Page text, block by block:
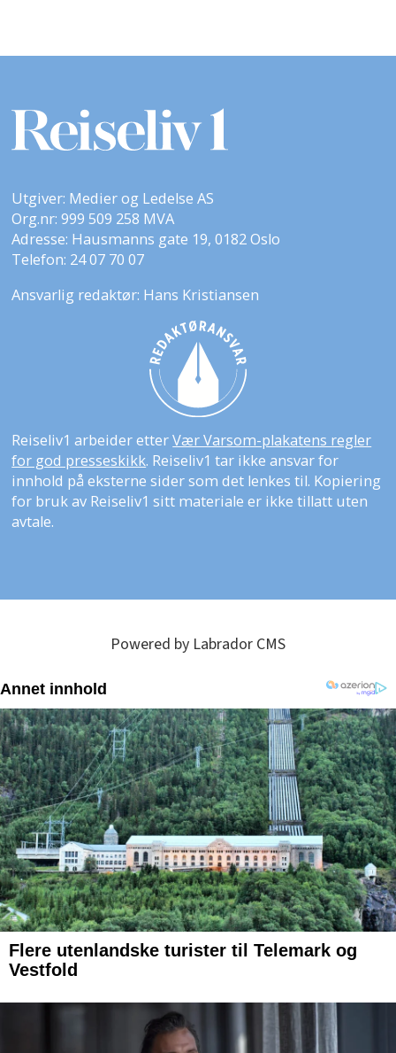
Utgiver: Medier og Ledelse AS
Org.nr: 999 509 258 MVA
Adresse: Hausmanns gate 19, 0182 Oslo
Telefon: 24 07 70 07
Ansvarlig redaktør: Hans Kristiansen
Reiseliv1 arbeider etterVær Varsom-plakatens regler
for god presseskikk. Reiseliv1 tar ikke ansvar for
innhold på eksterne sider som det lenkes til. Kopiering
for bruk av Reiseliv1 sitt materiale er ikke tillatt uten
avtale.
Powered by Labrador CMS